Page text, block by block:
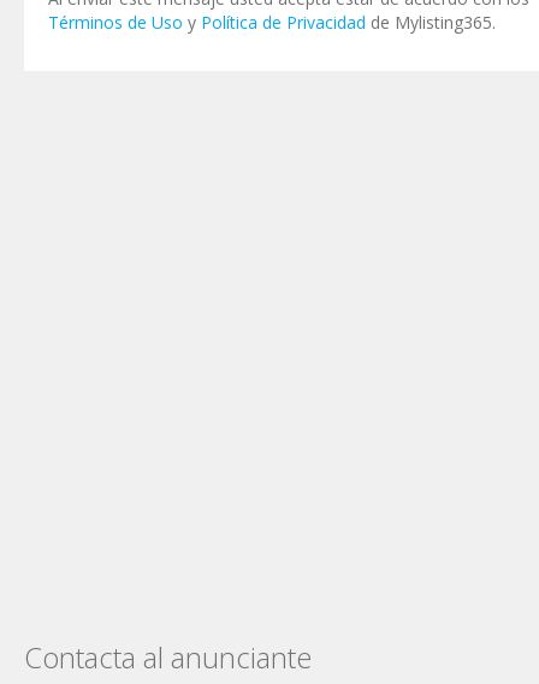
Términos de Uso y Política de Privacidad de Mylisting365.
Contacta al anunciante